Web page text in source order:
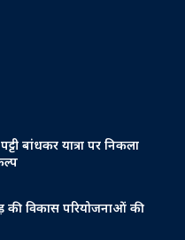
बांधकर यात्रा पर निकला
की विकास परियोजनाओं की